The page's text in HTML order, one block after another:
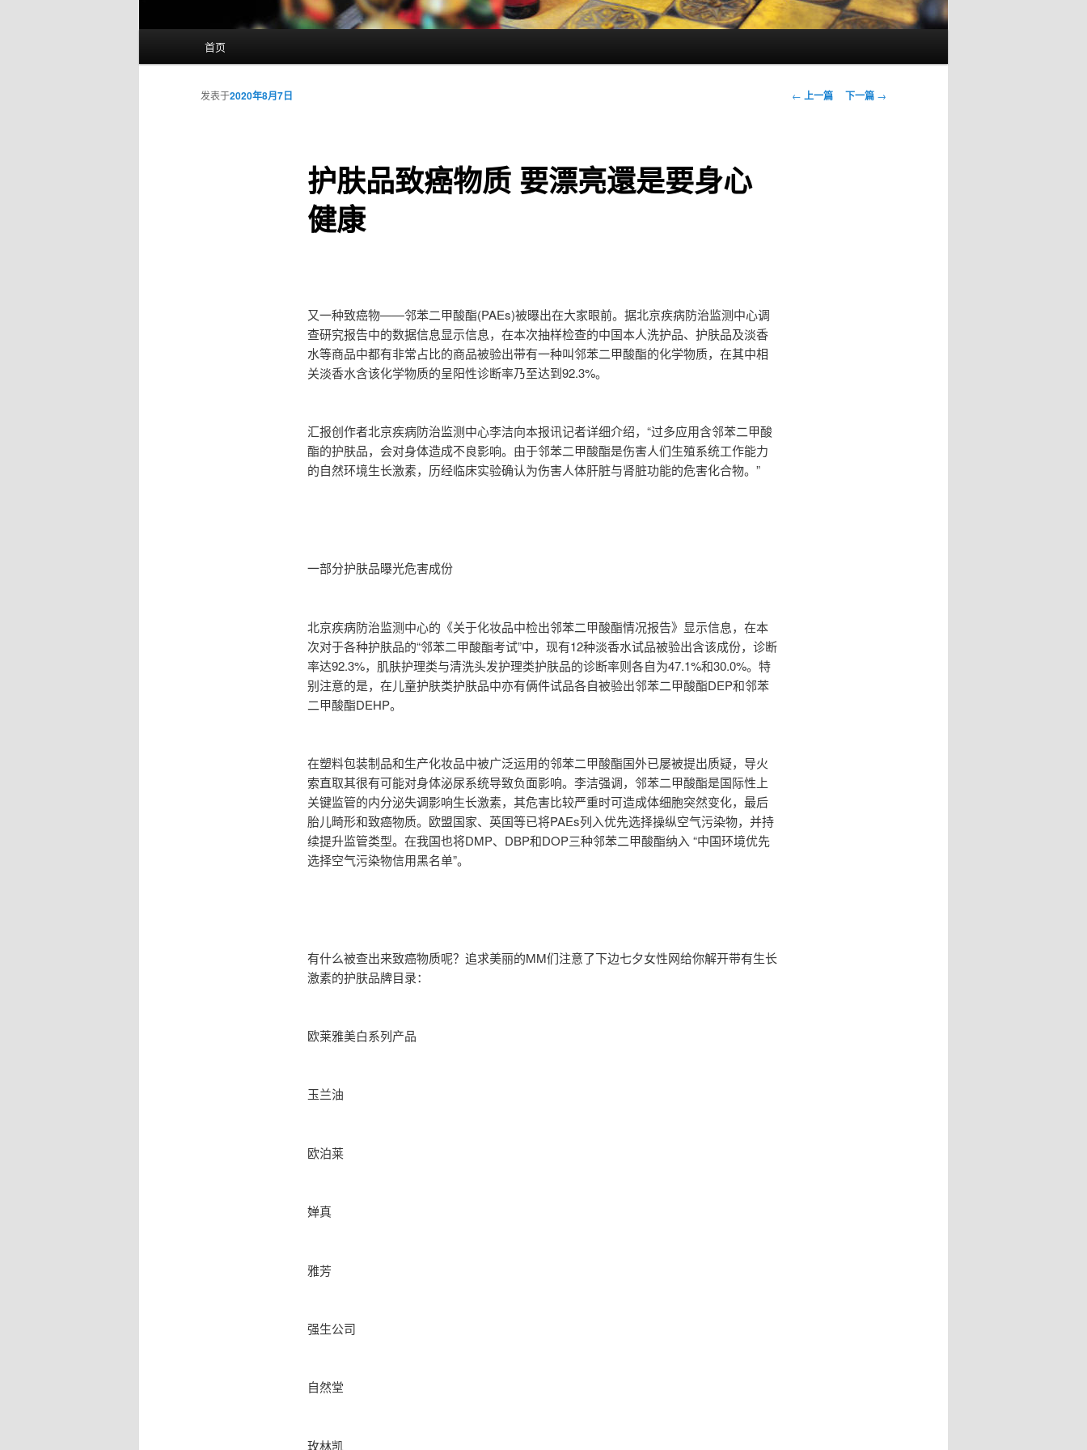
首页
文
← 上一篇 下一篇 →
护肤品致癌物质 要漂亮還是要身心
健康
发表于2020年8月7日
又一种致癌物——邻苯二甲酸酯(PAEs)被曝出在大家眼前。据北京疾病防治监测中心调
查研究报告中的数据信息显示信息，在本次抽样检查的中国本人洗护品、护肤品及淡香
水等商品中都有非常占比的商品被验出带有一种叫邻苯二甲酸酯的化学物质，在其中相
关淡香水含该化学物质的呈阳性诊断率乃至达到92.3%。
汇报创作者北京疾病防治监测中心李洁向本报讯记者详细介绍，“过多应用含邻苯二甲酸
酯的护肤品，会对身体造成不良影响。由于邻苯二甲酸酯是伤害人们生殖系统工作能力
的自然环境生长激素，历经临床实验确认为伤害人体肝脏与肾脏功能的危害化合物。”
一部分护肤品曝光危害成份
北京疾病防治监测中心的《关于化妆品中检出邻苯二甲酸酯情况报告》显示信息，在本
次对于各种护肤品的“邻苯二甲酸酯考试”中，现有12种淡香水试品被验出含该成份，诊断
率达92.3%，肌肤护理类与清洗头发护理类护肤品的诊断率则各自为47.1%和30.0%。特
别注意的是，在儿童护肤类护肤品中亦有俩件试品各自被验出邻苯二甲酸酯DEP和邻苯
二甲酸酯DEHP。
在塑料包装制品和生产化妆品中被广泛运用的邻苯二甲酸酯国外已屡被提出质疑，导火
索直取其很有可能对身体泌尿系统导致负面影响。李洁强调，邻苯二甲酸酯是国际性上
关键监管的内分泌失调影响生长激素，其危害比较严重时可造成体细胞突然变化，最后
胎儿畸形和致癌物质。欧盟国家、英国等已将PAEs列入优先选择操纵空气污染物，并持
续提升监管类型。在我国也将DMP、DBP和DOP三种邻苯二甲酸酯纳入 “中国环境优先
选择空气污染物信用黑名单”。
有什么被查出来致癌物质呢？追求美丽的MM们注意了下边七夕女性网给你解开带有生长
激素的护肤品牌目录：
欧莱雅美白系列产品 ­
玉兰油
欧泊莱­
婵真­
雅芳­
强生公司­
自然堂­
玫林凯­